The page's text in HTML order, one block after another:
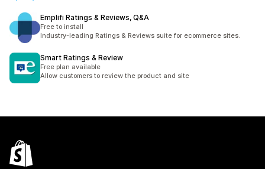
Emplifi Ratings & Reviews, Q&A
Free to install
Industry-leading Ratings & Reviews suite for ecommerce sites.
Smart Ratings & Review
Free plan available
Allow customers to review the product and site